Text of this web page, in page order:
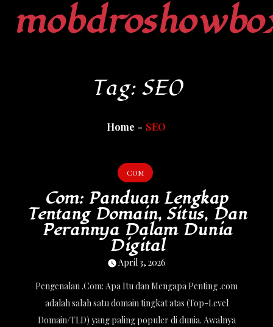
Tag: SEO
Home SEO
COM
Com: Panduan Lengkap
Tentang Domain, Situs, Dan
Perannya Dalam Dunia
Digital
April 3, 2026
Pengenalan .Com: Apa Itu dan Mengapa Penting .com
adalah salah satu domain tingkat atas (Top-Level
Domain/TLD) yang paling populer di dunia. Awalnya